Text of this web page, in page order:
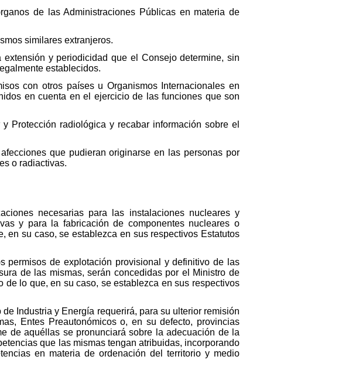
de las Administraciones Públicas en materia de
similares extranjeros.
y periodicidad que el Consejo determine, sin
establecidos.
con otros países u Organismos Internacionales en
en cuenta en el ejercicio de las funciones que son
Protección radiológica y recabar información sobre el
que pudieran originarse en las personas por
o radiactivas.
necesarias para las instalaciones nucleares y
y para la fabricación de componentes nucleares o
en su caso, se establezca en sus respectivos Estatutos
permisos de explotación provisional y definitivo de las
de las mismas, serán concedidas por el Ministro de
de lo que, en su caso, se establezca en sus respectivos
Industria y Energía requerirá, para su ulterior remisión
Entes Preautonómicos o, en su defecto, provincias
de aquéllas se pronunciará sobre la adecuación de la
que las mismas tengan atribuidas, incorporando
en materia de ordenación del territorio y medio